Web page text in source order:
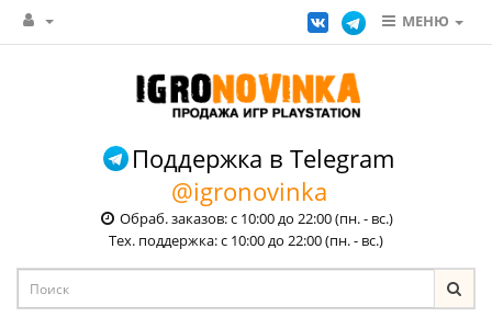
МЕНЮ
Поддержка в Telegram
@igronovinka
Обраб. заказов: с 10:00 до 22:00 (пн. - вс.)
Тех. поддержка: с 10:00 до 22:00 (пн. - вс.)